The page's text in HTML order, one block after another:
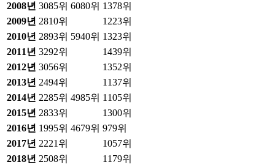
2008년 3085위 6080위 1378위
2009년 2810위
1223위
2010년 2893위 5940위 1323위
2011 년 3292위
1439위
2012년 3056위
1352위
2013년 2494위
1137위
2014년 2285위 4985위 1105위
2015년 2833위
1300위
2016년 1995위 4679위 979위
2017년 2221위
1057위
2018년 2508위
1179위